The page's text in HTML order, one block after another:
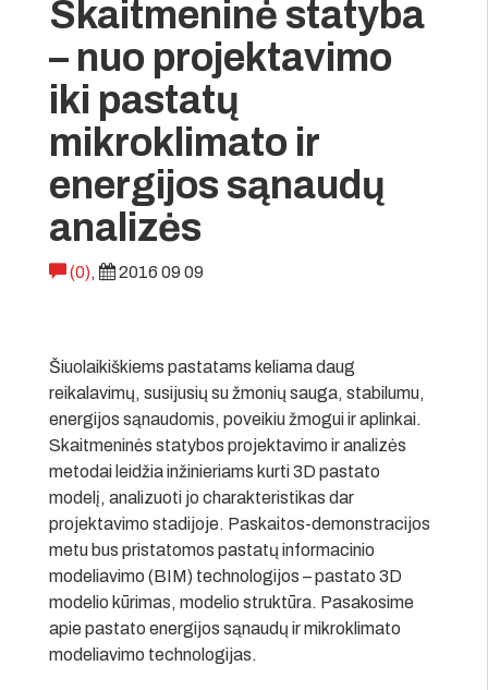
Skaitmeninė statyba
– nuo projektavimo
iki pastatų
mikroklimato ir
energijos sąnaudų
analizės
(0), 2016 09 09
Šiuolaikiškiems pastatams keliama daug
reikalavimų, susijusių su žmonių sauga, stabilumu,
energijos sąnaudomis, poveikiu žmogui ir aplinkai.
Skaitmeninės statybos projektavimo ir analizės
metodai leidžia inžinieriams kurti 3D pastato
modelį, analizuoti jo charakteristikas dar
projektavimo stadijoje. Paskaitos-demonstracijos
metu bus pristatomos pastatų informacinio
modeliavimo (BIM) technologijos – pastato 3D
modelio kūrimas, modelio struktūra. Pasakosime
apie pastato energijos sąnaudų ir mikroklimato
modeliavimo technologijas.